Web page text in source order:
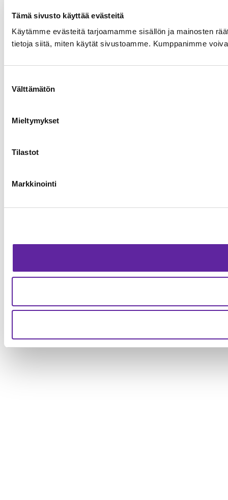
Tämä sivusto käyttää evästeitä
Käytämme evästeitä tarjoamamme sisällön ja mainosten
tietoja siitä, miten käytät sivustoamme. Kumppanimme
valinta
Välttämätön
Mieltymykset
Tilastot
Markkinointi